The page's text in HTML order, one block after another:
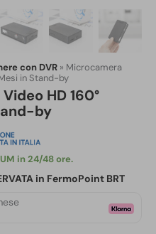
con DVR » Microcamera
in Stand-by
HD 160°
by
in FermoPoint BRT